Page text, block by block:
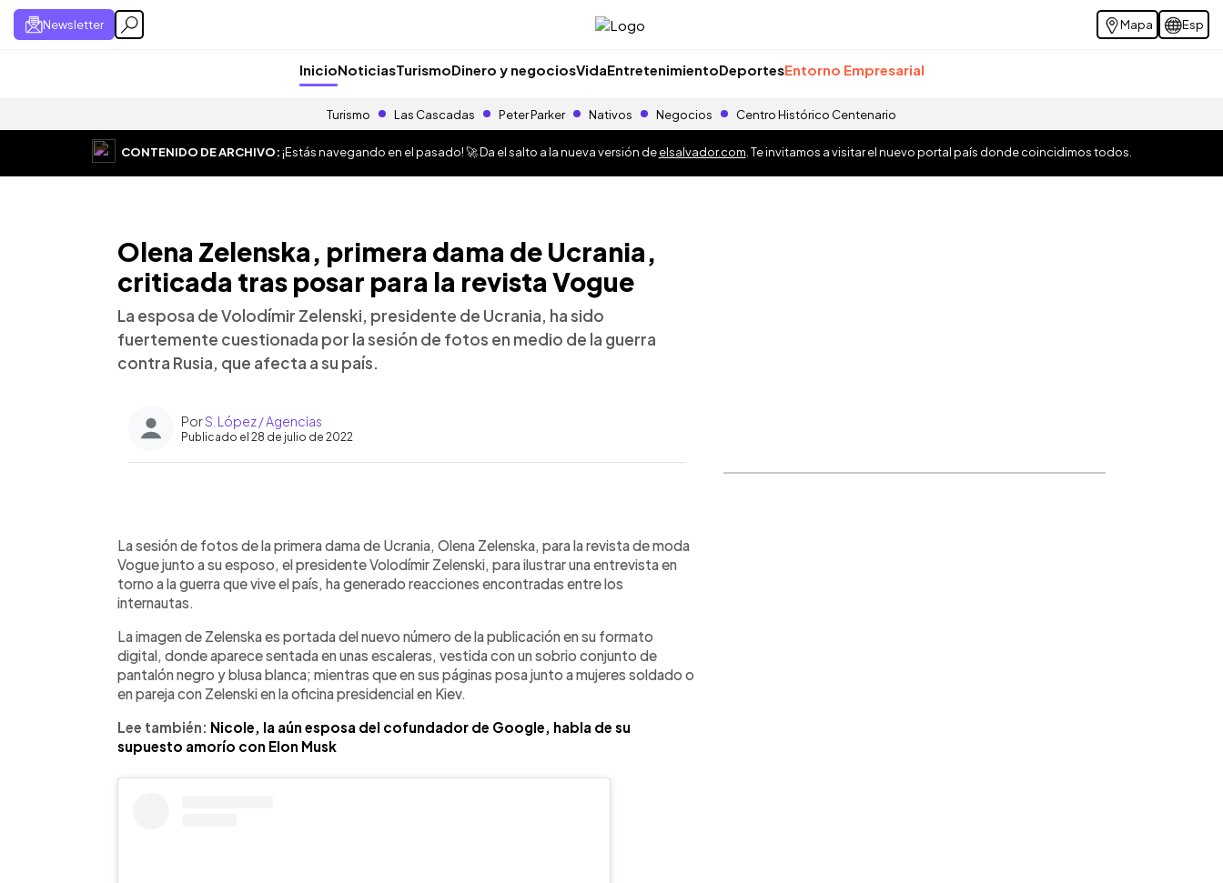
Newsletter Mapa Esp
InicioNoticiasTurismoDinero y negociosVidaEntretenimientoDeportesEntorno Empresarial
Turismo Las Cascadas Peter Parker Nativos Negocios Centro Histórico Centenario
CONTENIDO DE ARCHIVO:¡Estás navegando en el pasado! 🚀 Da el salto a la nueva versión deelsalvador.com . Te invitamos a visitar el nuevo portal país donde coincidimos todos.
Olena Zelenska, primera dama de Ucrania,
criticada tras posar para la revista Vogue
La esposa de Volodímir Zelenski, presidente de Ucrania, ha sido
fuertemente cuestionada por la sesión de fotos en medio de la guerra
contra Rusia, que afecta a su país.
PorS. López / Agencias
Publicado el 28 de julio de 2022
► Escuchar artículo
La sesión de fotos de la primera dama de Ucrania, Olena Zelenska, para la revista de moda
Vogue junto a su esposo, el presidente Volodímir Zelenski, para ilustrar una entrevista en
torno a la guerra que vive el país, ha generado reacciones encontradas entre los
internautas.
La imagen de Zelenska es portada del nuevo número de la publicación en su formato
digital, donde aparece sentada en unas escaleras, vestida con un sobrio conjunto de
pantalón negro y blusa blanca; mientras que en sus páginas posa junto a mujeres soldado o
en pareja con Zelenski en la oficina presidencial en Kiev.
Lee también: Nicole, la aún esposa del cofundador de Google, habla de su
supuesto amorío con Elon Musk